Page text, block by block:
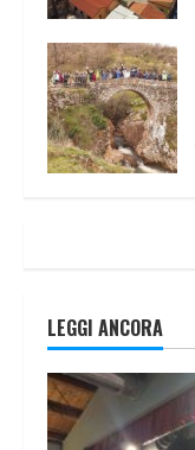
LEGGI ANCORA